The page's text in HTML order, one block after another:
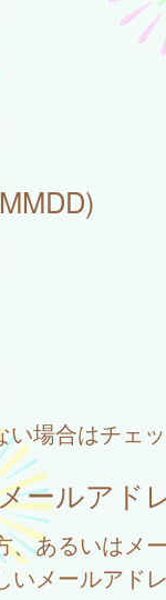
い場合はチェ
ールアド
、あるいはメ
いメールアド